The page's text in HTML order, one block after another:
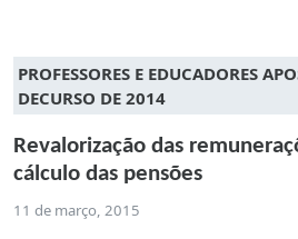
PROFESSORES E EDUCADORES
DECURSO DE 2014
Revalorização das
cálculo das pensões
11 de março, 2015